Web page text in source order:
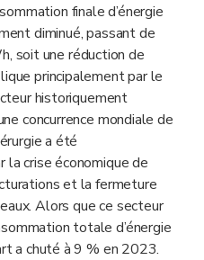
finale d’énergie
diminué, passant de
soit une réduction de
principalement par le
historiquement
concurrence mondiale de
a été
crise économique de
et la fermeture
Alors que ce secteur
totale d’énergie
a chuté à 9 % en 2023.